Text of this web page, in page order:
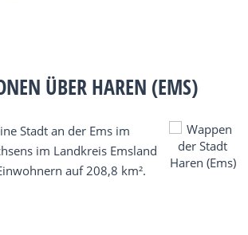
ÜBER HAREN (EMS)
Stadt an der Ems im
im Landkreis Emsland
auf 208,8 km².